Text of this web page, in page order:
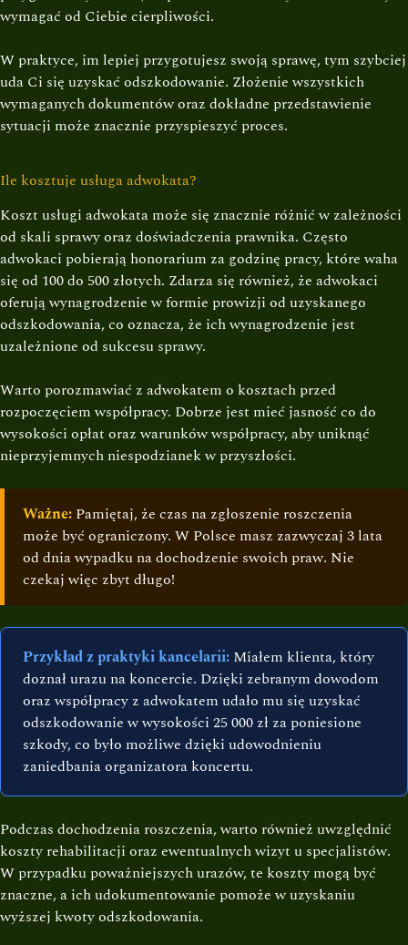
wymagać od Ciebie cierpliwości.
W praktyce, im lepiej przygotujesz swoją sprawę, tym szybciej
uda Ci się uzyskać odszkodowanie. Złożenie wszystkich
wymaganych dokumentów oraz dokładne przedstawienie
sytuacji może znacznie przyspieszyć proces.
Ile kosztuje usługa adwokata?
Koszt usługi adwokata może się znacznie różnić w zależności
od skali sprawy oraz doświadczenia prawnika. Często
adwokaci pobierają honorarium za godzinę pracy, które waha
się od 100 do 500 złotych. Zdarza się również, że adwokaci
oferują wynagrodzenie w formie prowizji od uzyskanego
odszkodowania, co oznacza, że ich wynagrodzenie jest
uzależnione od sukcesu sprawy.
Warto porozmawiać z adwokatem o kosztach przed
rozpoczęciem współpracy. Dobrze jest mieć jasność co do
wysokości opłat oraz warunków współpracy, aby uniknąć
nieprzyjemnych niespodzianek w przyszłości.
Ważne: Pamiętaj, że czas na zgłoszenie roszczenia
może być ograniczony. W Polsce masz zazwyczaj 3 lata
od dnia wypadku na dochodzenie swoich praw. Nie
czekaj więc zbyt długo!
Przykład z praktyki kancelarii: Miałem klienta, który
doznał urazu na koncercie. Dzięki zebranym dowodom
oraz współpracy z adwokatem udało mu się uzyskać
odszkodowanie w wysokości 25 000 zł za poniesione
szkody, co było możliwe dzięki udowodnieniu
zaniedbania organizatora koncertu.
Podczas dochodzenia roszczenia, warto również uwzględnić
koszty rehabilitacji oraz ewentualnych wizyt u specjalistów.
W przypadku poważniejszych urazów, te koszty mogą być
znaczne, a ich udokumentowanie pomoże w uzyskaniu
wyższej kwoty odszkodowania.